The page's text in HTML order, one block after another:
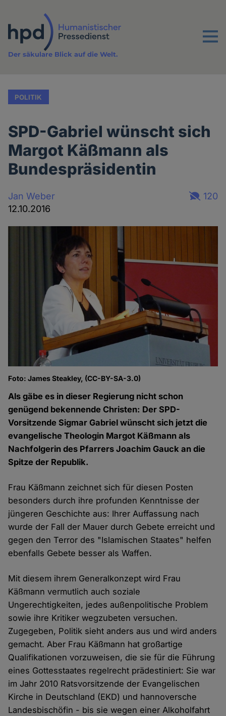
Inhalt
Menu
Der säkulare Blick auf die Welt.
POLITIK
SPD-Gabriel wünscht sich
Margot Käßmann als
Bundespräsidentin
Jan Weber
12.10.2016
120
Foto: James Steakley, (CC-BY-SA-3.0)
Als gäbe es in dieser Regierung nicht schon
genügend bekennende Christen: Der SPD-
Vorsitzende Sigmar Gabriel wünscht sich jetzt die
evangelische Theologin Margot Käßmann als
Nachfolgerin des Pfarrers Joachim Gauck an die
Spitze der Republik.
Frau Käßmann zeichnet sich für diesen Posten
besonders durch ihre profunden Kenntnisse der
jüngeren Geschichte aus: Ihrer Auffassung nach
wurde der Fall der Mauer durch Gebete erreicht und
gegen den Terror des "Islamischen Staates" helfen
ebenfalls Gebete besser als Waffen.
Mit diesem ihrem Generalkonzept wird Frau
Käßmann vermutlich auch soziale
Ungerechtigkeiten, jedes außenpolitische Problem
sowie ihre Kritiker wegzubeten versuchen.
Zugegeben, Politik sieht anders aus und wird anders
gemacht. Aber Frau Käßmann hat großartige
Qualifikationen vorzuweisen, die sie für die Führung
eines Gottesstaates regelrecht prädestiniert: Sie war
im Jahr 2010 Ratsvorsitzende der Evangelischen
Kirche in Deutschland (EKD) und hannoversche
Landesbischöfin - bis sie wegen einer Alkoholfahrt